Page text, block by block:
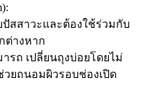
สสาวะและต้องใช้ร่วมกับ
ต่างหาก
รถ เปลี่ยนถุงบ่อยโดยไม่
ยถนอมผิวรอบช่องเปิด